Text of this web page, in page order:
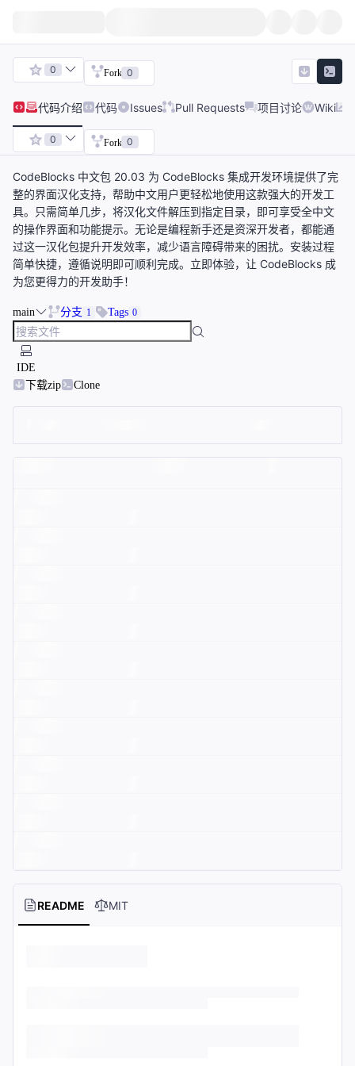
0 Fork 0
代码介绍 代码 Issues Pull Requests 项目讨论 Wiki
0 Fork 0
CodeBlocks 中文包 20.03 为 CodeBlocks 集成开发环境提供了完
整的界面汉化支持，帮助中文用户更轻松地使用这款强大的开发工
具。只需简单几步，将汉化文件解压到指定目录，即可享受全中文
的操作界面和功能提示。无论是编程新手还是资深开发者，都能通
过这一汉化包提升开发效率，减少语言障碍带来的困扰。安装过程
简单快捷，遵循说明即可顺利完成。立即体验，让 CodeBlocks 成
为您更得力的开发助手！
main 分支 1 Tags 0
IDE
下载zip
Clone
README MIT